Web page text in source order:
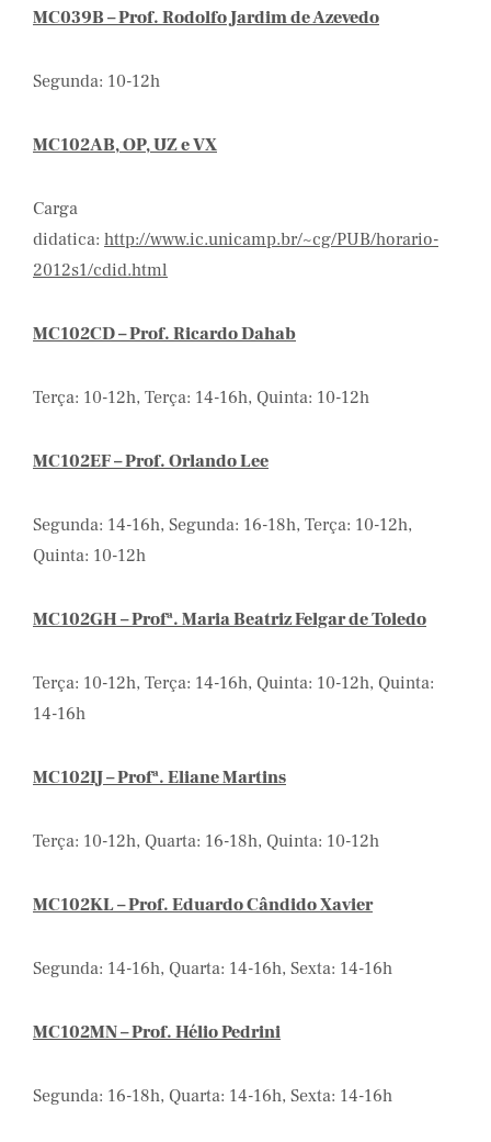
MC039B – Prof. Rodolfo Jardim de Azevedo
Segunda: 10-12h
MC102AB, OP, UZ e VX
Carga
didatica: http://www.ic.unicamp.br/~cg/PUB/horario-
2012s1/cdid.html
MC102CD – Prof. Ricardo Dahab
Terça: 10-12h, Terça: 14-16h, Quinta: 10-12h
MC102EF – Prof. Orlando Lee
Segunda: 14-16h, Segunda: 16-18h, Terça: 10-12h,
Quinta: 10-12h
MC102GH – Profª. Maria Beatriz Felgar de Toledo
Terça: 10-12h, Terça: 14-16h, Quinta: 10-12h, Quinta:
14-16h
MC102IJ – Profª. Eliane Martins
Terça: 10-12h, Quarta: 16-18h, Quinta: 10-12h
MC102KL – Prof. Eduardo Cândido Xavier
Segunda: 14-16h, Quarta: 14-16h, Sexta: 14-16h
MC102MN – Prof. Hélio Pedrini
Segunda: 16-18h, Quarta: 14-16h, Sexta: 14-16h